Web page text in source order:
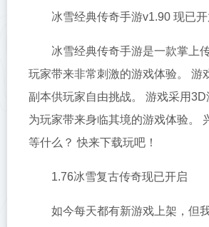
冰雪经典传奇手游v1.90 现已
冰雪经典传奇手游是一款掌上
玩家带来非常刺激的游戏体验。 游
副本供玩家自由挑战。 游戏采用3D
为玩家带来身临其境的游戏体验。
等什么？ 快来下载玩吧！
1.76冰雪复古传奇现已开启
如今每天都有新游戏上架，但